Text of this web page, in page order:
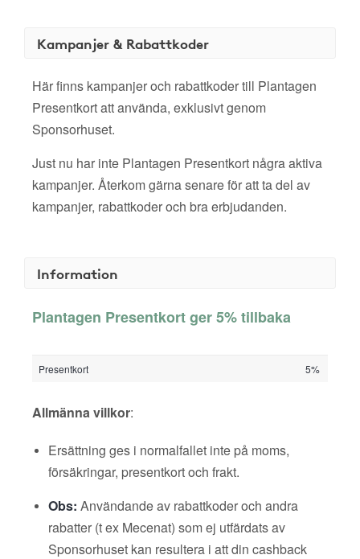
Kampanjer & Rabattkoder
Här finns kampanjer och rabattkoder till Plantagen
Presentkort att använda, exklusivt genom
Sponsorhuset.
Just nu har inte Plantagen Presentkort några aktiva
kampanjer. Återkom gärna senare för att ta del av
kampanjer, rabattkoder och bra erbjudanden.
Information
Plantagen Presentkort ger 5% tillbaka
Presentkort 5%
Allmänna villkor:
Ersättning ges i normalfallet inte på moms,
försäkringar, presentkort och frakt.
Obs: Användande av rabattkoder och andra
rabatter (t ex Mecenat) som ej utfärdats av
Sponsorhuset kan resultera i att din cashback